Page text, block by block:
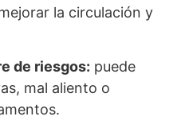
la circulación y
de riesgos: puede
mal aliento o